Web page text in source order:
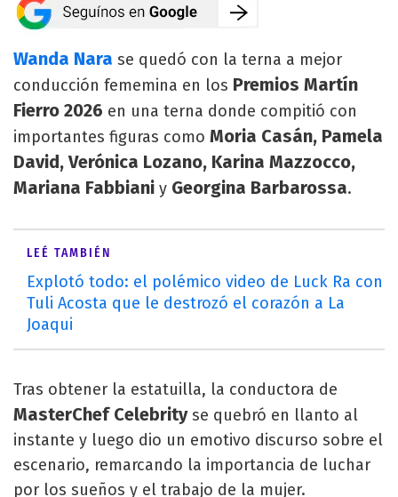
Wanda Nara se quedó con la terna a mejor
conducción fememina en los Premios Martín
Fierro 2026 en una terna donde compitió con
importantes figuras como Moria Casán, Pamela
David, Verónica Lozano, Karina Mazzocco,
Mariana Fabbiani y Georgina Barbarossa.
LEÉ TAMBIÉN
Explotó todo: el polémico video de Luck Ra con
Tuli Acosta que le destrozó el corazón a La
Joaqui
Tras obtener la estatuilla, la conductora de
MasterChef Celebrityse quebró en llanto al
instante y luego dio un emotivo discurso sobre el
escenario, remarcando la importancia de luchar
por los sueños y el trabajo de la mujer.